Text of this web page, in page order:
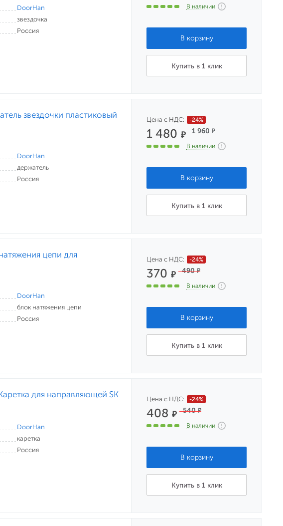
DoorHan
звездочка
Россия
В наличии
Купить в 1 клик
звездочки пластиковый
DoorHan
держатель
Россия
Цена с НДС: -24%
1 480₽ 1 960₽
В наличии
Купить в 1 клик
цепи для
DoorHan
блок натяжения цепи
Россия
Цена с НДС: -24%
370₽ 490₽
В наличии
Купить в 1 клик
для направляющей SK
DoorHan
каретка
Россия
Цена с НДС: -24%
408₽ 540₽
В наличии
Купить в 1 клик